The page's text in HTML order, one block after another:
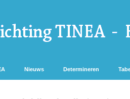
Nieuws Determineren